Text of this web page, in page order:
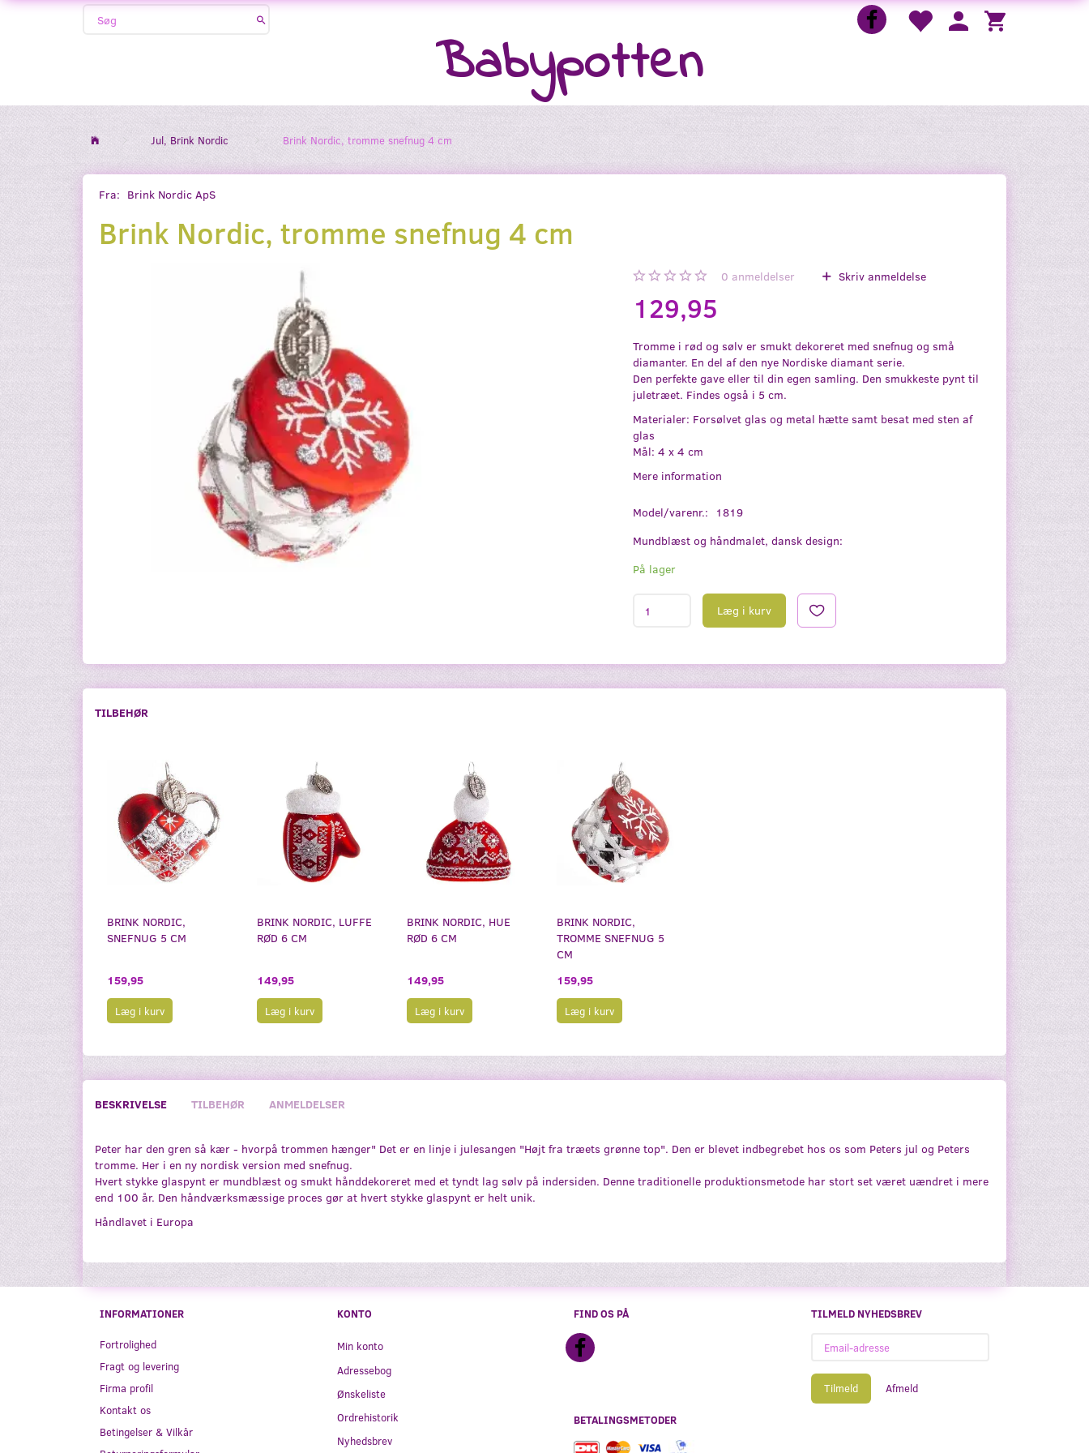
Babypotten
Jul, Brink Nordic Brink Nordic, tromme snefnug 4 cm
Fra: Brink Nordic ApS
Brink Nordic, tromme snefnug 4 cm
0 anmeldelser Skriv anmeldelse
129,95
Tromme i rød og sølv er smukt dekoreret med snefnug og små
diamanter. En del af den nye Nordiske diamant serie.
Den perfekte gave eller til din egen samling. Den smukkeste pynt til
juletræet. Findes også i 5 cm.
Materialer: Forsølvet glas og metal hætte samt besat med sten af
glas
Mål: 4 x 4 cm
Mere information
Model/varenr.:
1819
Mundblæst og håndmalet, dansk design:
På lager
Læg i kurv
TILBEHØR
BRINK NORDIC,
SNEFNUG 5 CM
159,95
Læg i kurv
BRINK NORDIC, LUFFE
RØD 6 CM
149,95
Læg i kurv
BRINK NORDIC, HUE
RØD 6 CM
149,95
Læg i kurv
BRINK NORDIC,
TROMME SNEFNUG 5
CM
159,95
Læg i kurv
BESKRIVELSE TILBEHØR ANMELDELSER
Peter har den gren så kær - hvorpå trommen hænger" Det er en linje i julesangen "Højt fra træets grønne top". Den er blevet indbegrebet hos os som Peters jul og Peters
tromme. Her i en ny nordisk version med snefnug.
Hvert stykke glaspynt er mundblæst og smukt hånddekoreret med et tyndt lag sølv på indersiden. Denne traditionelle produktionsmetode har stort set været uændret i mere
end 100 år. Den håndværksmæssige proces gør at hvert stykke glaspynt er helt unik.
Håndlavet i Europa
INFORMATIONER
Fortrolighed
Fragt og levering
Firma profil
Kontakt os
Betingelser & Vilkår
KONTO
Min konto
Adressebog
Ønskeliste
Ordrehistorik
Nyhedsbrev
FIND OS PÅ
BETALINGSMETODER
TILMELD NYHEDSBREV
adresse
Tilmeld Afmeld